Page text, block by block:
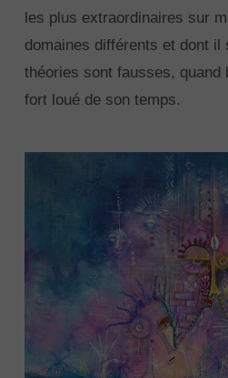
les plus extraordinaires sur
domaines différents et dont il
théories sont fausses, quand
fort loué de son temps.